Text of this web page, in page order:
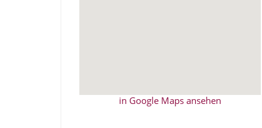
in Google Maps ansehen